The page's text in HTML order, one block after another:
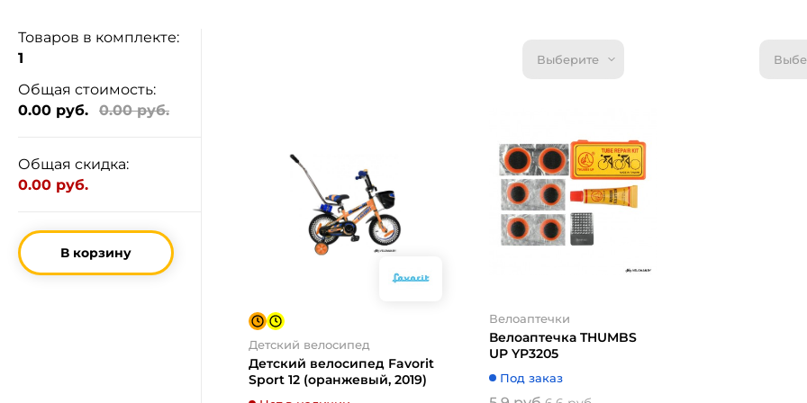
Товаров в комплекте:
1
Общая стоимость:
0.00 руб.
0.00 руб.
Общая скидка:
0.00 руб.
В корзину
Детский велосипед
Детский велосипед Favorit
Sport 12 (оранжевый, 2019)
Выберите
Велоаптечки
Велоаптечка THUMBS
UP YP3205
Под заказ